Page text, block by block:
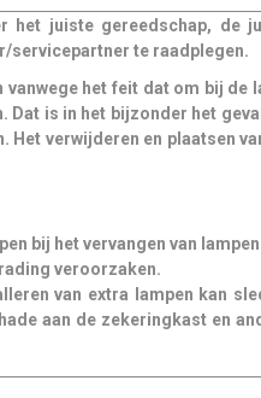
het juiste gereedschap, de
servicepartner te raadplegen.
vanwege het feit dat om bij de
Dat is in het bijzonder het
Het verwijderen en plaatsen
bij het vervangen van lampen
veroorzaken.
van extra lampen kan
aan de zekeringkast en